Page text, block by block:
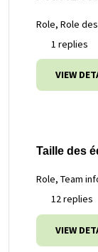
Role, Role
1 replies
VIEW
Taille des
Role, Team
12 replies
VIEW